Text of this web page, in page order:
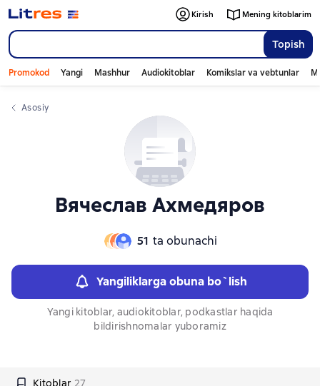
Topish
Kirish Mening kitoblarim
Promokod Yangi Mashhur Audiokitoblar Komikslar va vebtunlar
Asosiy
Вячеслав Ахмедяров
51 ta obunachi
Yangiliklarga obuna bo`lish
Yangi kitoblar, audiokitoblar, podkastlar haqida
bildirishnomalar yuboramiz
Kitoblar 27
Слайдер с книгами